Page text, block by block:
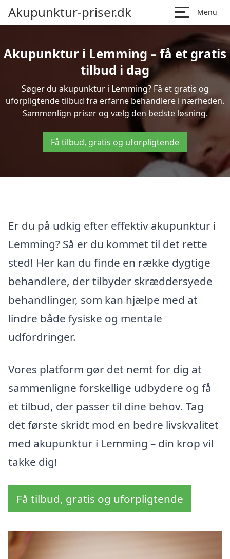
Akupunktur-priser.dk Menu
Akupunktur i Lemming – få et gratis
tilbud i dag
Søger du akupunktur i Lemming? Få et gratis og
uforpligtende tilbud fra erfarne behandlere i nærheden.
Sammenlign priser og vælg den bedste løsning.
Få tilbud, gratis og uforpligtende
Er du på udkig efter effektiv akupunktur i
Lemming? Så er du kommet til det rette
sted! Her kan du finde en række dygtige
behandlere, der tilbyder skræddersyede
behandlinger, som kan hjælpe med at
lindre både fysiske og mentale
udfordringer.
Vores platform gør det nemt for dig at
sammenligne forskellige udbydere og få
et tilbud, der passer til dine behov. Tag
det første skridt mod en bedre livskvalitet
med akupunktur i Lemming – din krop vil
takke dig!
Få tilbud, gratis og uforpligtende